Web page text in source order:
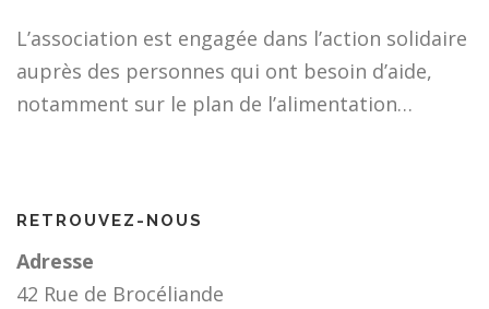
CHAMPS D’ACTION CONTACT
L’association est engagée dans l’action solidaire
auprès des personnes qui ont besoin d’aide,
notamment sur le plan de l’alimentation…
RETROUVEZ-NOUS
Adresse
42 Rue de Brocéliande